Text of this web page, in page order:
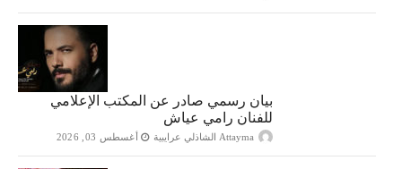
بيان رسمي صادر عن المكتب الإعلامي
للفنان رامي عياش
Attayma الشاذلي عرايبية أغسطس 03, 2026